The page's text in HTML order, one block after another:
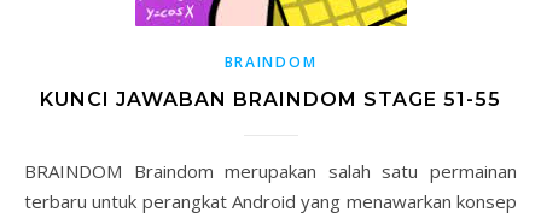
BRAINDOM
KUNCI JAWABAN BRAINDOM STAGE 51-55
BRAINDOM Braindom merupakan salah satu permainan
terbaru untuk perangkat Android yang menawarkan konsep